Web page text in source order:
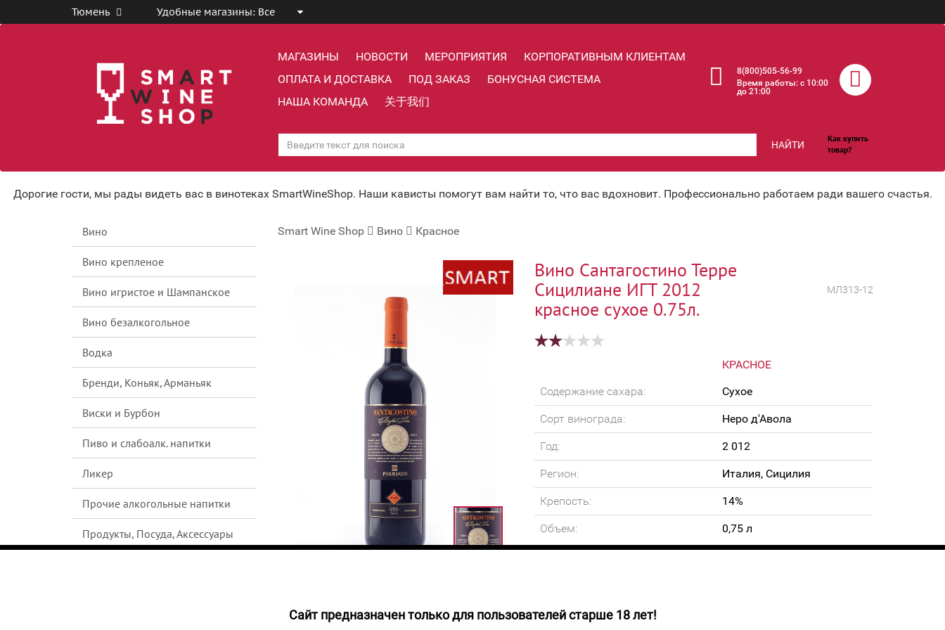
Тюмень Удобные магазины: Все
МАГАЗИНЫ НОВОСТИ МЕРОПРИЯТИЯ
КОРПОРАТИВНЫМ КЛИЕНТАМ
ОПЛАТА И ДОСТАВКА
ПОД ЗАКАЗ
БОНУСНАЯ СИСТЕМА
НАША КОМАНДА
关于我们
8(800)505-56-99
Время работы: c 10:00
до 21:00
НАЙТИ
Как купить
товар?
Дорогие гости, мы рады видеть вас в винотеках SmartWineShop. Наши кависты помогут вам найти то, что вас вдохновит. Профессионально работаем ради вашего счастья.
Вино
Вино крепленое
Вино игристое и Шампанское
Вино безалкогольное
Водка
Бренди, Коньяк, Арманьяк
Виски и Бурбон
Пиво и слабоалк. напитки
Ликер
Прочие алкогольные напитки
Продукты, Посуда, Аксессуары
Smart Wine Shop Вино Красное
Вино Сантагостино Терре
Сицилиане ИГТ 2012
красное сухое 0.75л.
МЛ313-12
КРАСНОЕ
Содержание сахара:
Сухое
Сорт винограда: Неро д'Авола
Год: 2 012
Регион: Италия, Сицилия
Крепость: 14%
Объем: 0,75 л
1988руб.
Вино темно-рубинового цвета. Восхитительный аромат
Cайт предназначен только для пользователей старше 18 лет!